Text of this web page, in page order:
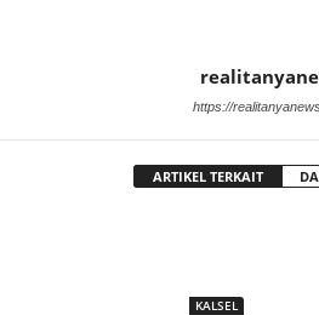
https://
ARTIKEL TERKAIT
KALSEL